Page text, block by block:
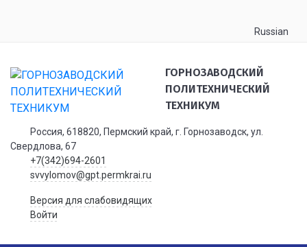
Russian
ГОРНОЗАВОДСКИЙ
ПОЛИТЕХНИЧЕСКИЙ
ТЕХНИКУМ
Россия, 618820, Пермский край, г. Горнозаводск, ул.
Свердлова, 67
+7(342)694-2601
svvylomov@gpt.permkrai.ru
Версия для слабовидящих
Войти